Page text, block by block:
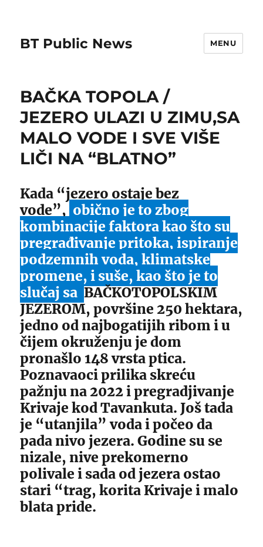
BT Public News MENU
BAČKA TOPOLA /
JEZERO ULAZI U ZIMU,SA
MALO VODE I SVE VIŠE
LIČI NA “BLATNO”
Kada “jezero ostaje bez
vode”, obično je to zbog
kombinacije faktora kao što su
pregrađivanje pritoka, ispiranje
podzemnih voda, klimatske
promene, i suše, kao što je to
slučaj sa BAČKOTOPOLSKIM
JEZEROM, površine 250 hektara,
jedno od najbogatijih ribom i u
čijem okruženju je dom
pronašlo 148 vrsta ptica.
Poznavaoci prilika skreću
pažnju na 2022 i pregradjivanje
Krivaje kod Tavankuta. Još tada
je “utanjila” voda i počeo da
pada nivo jezera. Godine su se
nizale, nive prekomerno
polivale i sada od jezera ostao
stari “trag, korita Krivaje i malo
blata pride.